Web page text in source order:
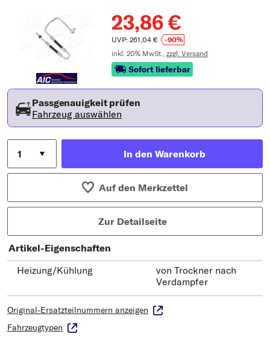
23,86 €
UVP: 261,04 €
-90%
inkl. 20% MwSt., zzgl. Versand
Sofort lieferbar
Passgenauigkeit prüfen
Fahrzeug auswählen
In den Warenkorb
Auf den Merkzettel
Zur Detailseite
Artikel-Eigenschaften
Heizung/Kühlung
von Trockner nach
Verdampfer
Original-Ersatzteilnummern anzeigen
Fahrzeugtypen